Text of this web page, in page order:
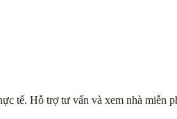
tế. Hỗ trợ tư vấn và xem nhà miễn